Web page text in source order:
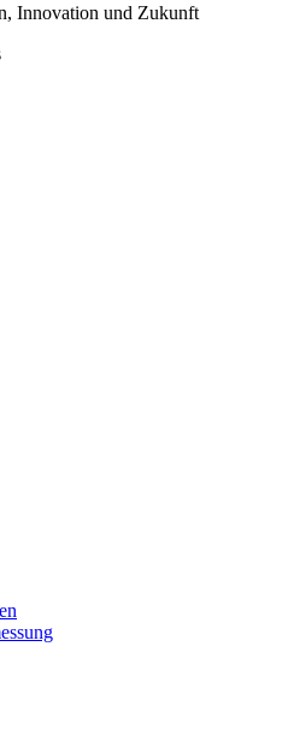
Innovation und Zukunft